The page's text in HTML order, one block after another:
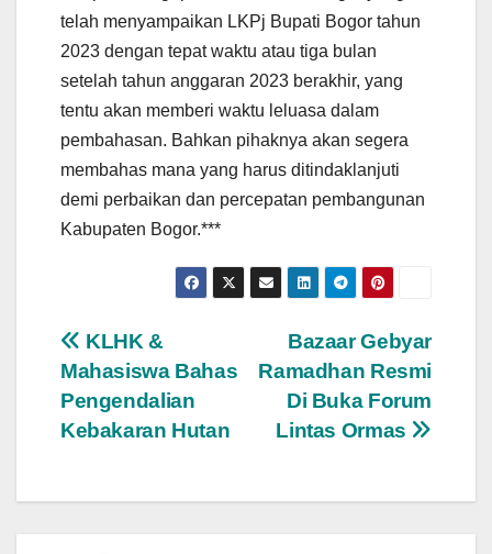
telah menyampaikan LKPj Bupati Bogor tahun
2023 dengan tepat waktu atau tiga bulan
setelah tahun anggaran 2023 berakhir, yang
tentu akan memberi waktu leluasa dalam
pembahasan. Bahkan pihaknya akan segera
membahas mana yang harus ditindaklanjuti
demi perbaikan dan percepatan pembangunan
Kabupaten Bogor.***
Navigasi
pos
Bazaar Gebyar
Ramadhan Resmi
Di Buka Forum
Lintas Ormas
KLHK &
Mahasiswa Bahas
Pengendalian
Kebakaran Hutan